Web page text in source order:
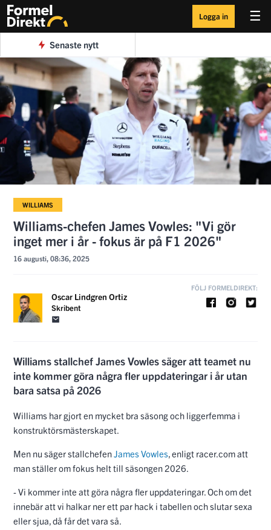
☰
Logga in
Senaste nytt
WILLIAMS
Williams-chefen James Vowles: "Vi gör
inget mer i år - fokus är på F1 2026"
16 augusti, 08:36, 2025
Oscar Lindgren Ortiz
Skribent
FÖLJ FORMELDIREKT:
Williams stallchef James Vowles säger att teamet nu
inte kommer göra några fler uppdateringar i år utan
bara satsa på 2026
Williams har gjort en mycket bra säsong och liggerfemma i
konstruktörsmästerskapet.
Men nu säger stallchefen James Vowles , enligt racer.com att
man ställer om fokus helt till säsongen 2026.
- Vi kommer inte att göra några fler uppdateringar. Och om det
innebär att vi halkar ner ett par hack i tabellen och slutar sexa
eller sjua, då får det vara så.